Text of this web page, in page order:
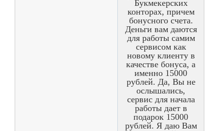
Букмекерских
конторах, причем
бонусного счета.
Деньги вам даются
для работы самим
сервисом как
новому клиенту в
качестве бонуса, а
именно 15000
рублей. Да, Вы не
ослышались,
сервис для начала
работы дает в
подарок 15000
рублей. Я даю Вам